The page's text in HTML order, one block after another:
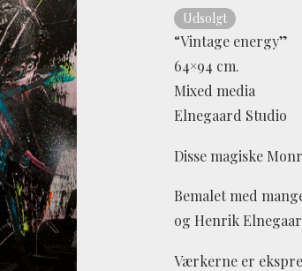
Udsolgt
“Vintage energy”
64×94 cm.
Mixed media
Elnegaard Studio
Disse magiske
Bemalet med
og Henrik
Værkerne er